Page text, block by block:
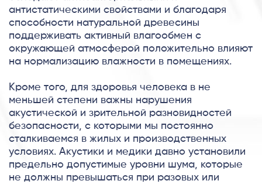
антистатическими свойствами и благодаря
способности натуральной древесины
поддерживать активный влагообмен с
окружающей атмосферой положительно влияют
на нормализацию влажности в помещениях.
Кроме того, для здоровья человека в не
меньшей степени важны нарушения
акустической и зрительной разновидностей
безопасности, с которыми мы постоянно
сталкиваемся в жилых и производственных
условиях. Акустики и медики давно установили
предельно допустимые уровни шума, которые
не должны превышаться при разовых или